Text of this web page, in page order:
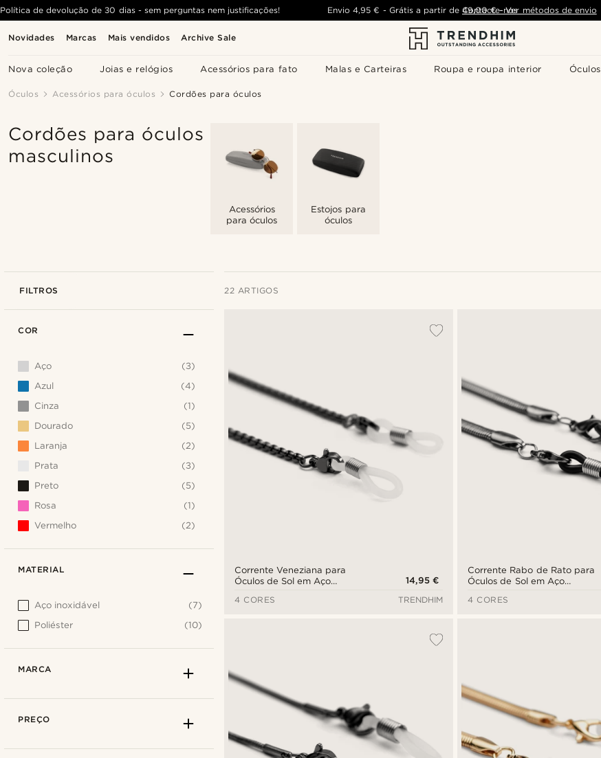
Novidades Marcas Mais vendidos Archive Sale
Nova coleção Joias e relógios Acessórios para fato Malas e Carteiras Roupa e roupa interior Óculos
Política de devolução de 30 dias - sem perguntas nem justificações! Envio 4,95 € - Grátis a partir de 49,00 € - Ver métodos de envio
Contacte-nos
Óculos Acessórios para óculos Cordões para óculos
Cordões para óculos
masculinos
Acessórios
para óculos
Estojos para
óculos
FILTROS 22 ARTIGOS
Corrente Veneziana para
Óculos de Sol em Aço
14,95 €
4 CORES
TRENDHIM
Corrente Rabo de Rato para
Óculos de Sol em Aço
4 CORES
COR
Aço
(3)
Azul
(4)
Cinza
(1)
Dourado
(5)
Laranja
(2)
Prata
(3)
Preto
(5)
Rosa
(1)
Vermelho
(2)
MATERIAL
Aço inoxidável
(7)
Poliéster
(10)
MARCA
PREÇO